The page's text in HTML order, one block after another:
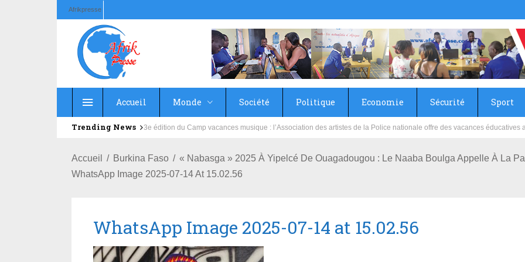
Afrikpresse
Accueil Monde Société Politique Economie Sécurité Sport
Trending News Education : la fédération de la Russie rénove les écoles primaire et collège du Camp Général Aboubacar Sangoulé
Accueil Burkina Faso
« Nabasga » 2025 À Yipelcé De Ouagadougou : Le Naaba Boulga Appelle À La
WhatsApp Image 2025-07-14 At 15.02.56
WhatsApp Image 2025-07-14 at 15.02.56